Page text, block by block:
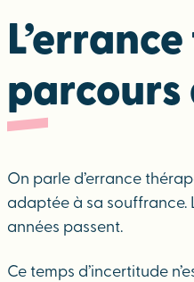
parcours
On parle d’errance
adaptée à sa souffrance.
années passent.
Ce temps d’incertitude